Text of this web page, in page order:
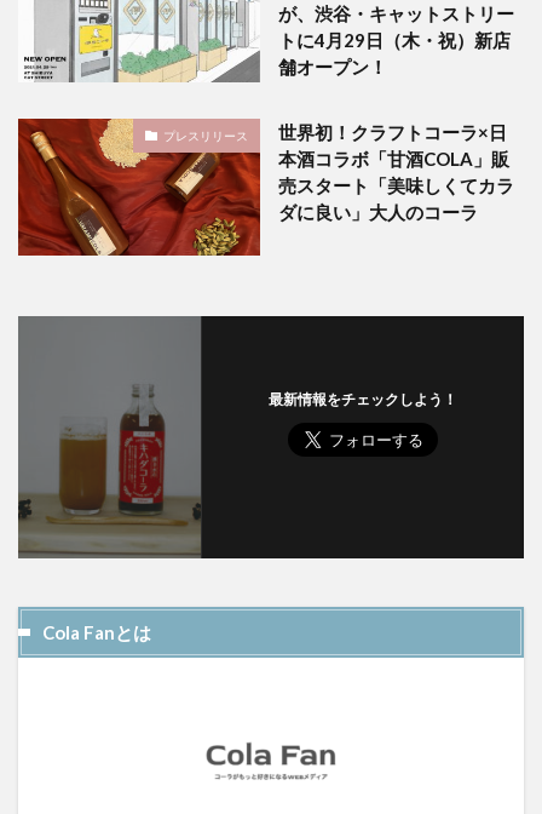
が、渋谷・キャットストリー
トに4月29日（木・祝）新店
舗オープン！
プレスリリース
世界初！クラフトコーラ×日
本酒コラボ「甘酒COLA」販
売スタート「美味しくてカラ
ダに良い」大人のコーラ
最新情報をチェックしよう！
Cola Fanとは